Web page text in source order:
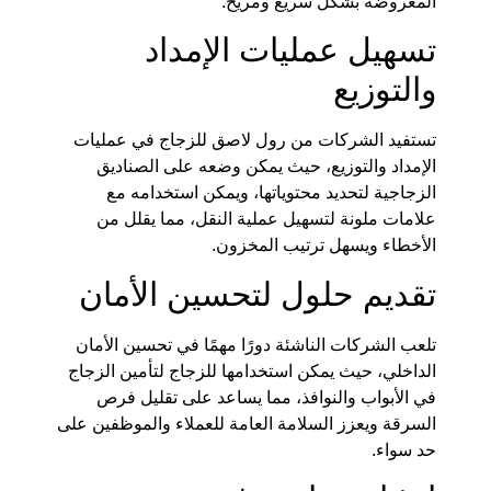
تسهيل عمليات الإمداد
والتوزيع
تستفيد الشركات من رول لاصق للزجاج في عمليات
الإمداد والتوزيع، حيث يمكن وضعه على الصناديق
الزجاجية لتحديد محتوياتها، ويمكن استخدامه مع
علامات ملونة لتسهيل عملية النقل، مما يقلل من
الأخطاء ويسهل ترتيب المخزون.
تقديم حلول لتحسين الأمان
تلعب الشركات الناشئة دورًا مهمًا في تحسين الأمان
الداخلي، حيث يمكن استخدامها للزجاج لتأمين الزجاج
في الأبواب والنوافذ، مما يساعد على تقليل فرص
السرقة ويعزز السلامة العامة للعملاء والموظفين على
حد سواء.